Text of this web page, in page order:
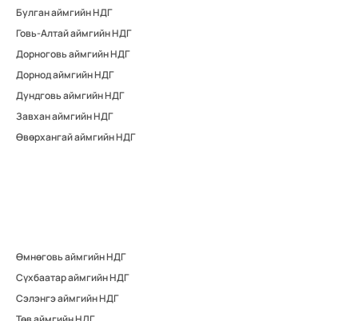
Булган аймгийн НДГ
Говь-Алтай аймгийн НДГ
Дорноговь аймгийн НДГ
Дорнод аймгийн НДГ
Дундговь аймгийн НДГ
Завхан аймгийн НДГ
Өвөрхангай аймгийн НДГ
Өмнөговь аймгийн НДГ
Сүхбаатар аймгийн НДГ
Сэлэнгэ аймгийн НДГ